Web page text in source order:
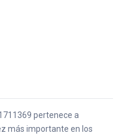
pertenece a
más importante en los